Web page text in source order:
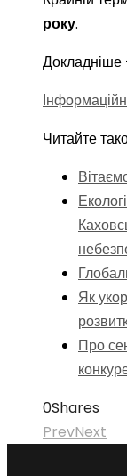
року.
Докладніше
Читайте
Як
Про
0Shares
PrevNext